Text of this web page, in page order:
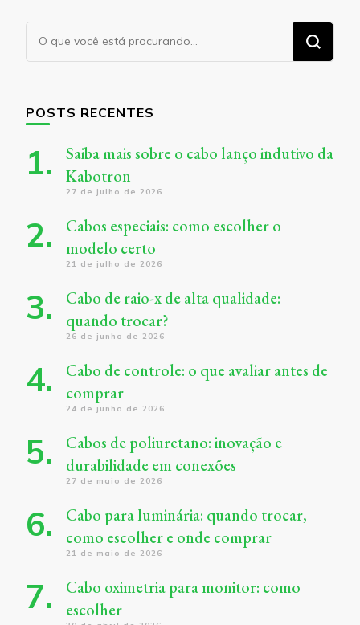
Procurando
algo?
POSTS RECENTES
Saiba mais sobre o cabo lanço indutivo da
Kabotron
27 de julho de 2026
Cabos especiais: como escolher o
modelo certo
21 de julho de 2026
Cabo de raio-x de alta qualidade:
quando trocar?
26 de junho de 2026
Cabo de controle: o que avaliar antes de
comprar
24 de junho de 2026
Cabos de poliuretano: inovação e
durabilidade em conexões
27 de maio de 2026
Cabo para luminária: quando trocar,
como escolher e onde comprar
21 de maio de 2026
Cabo oximetria para monitor: como
escolher